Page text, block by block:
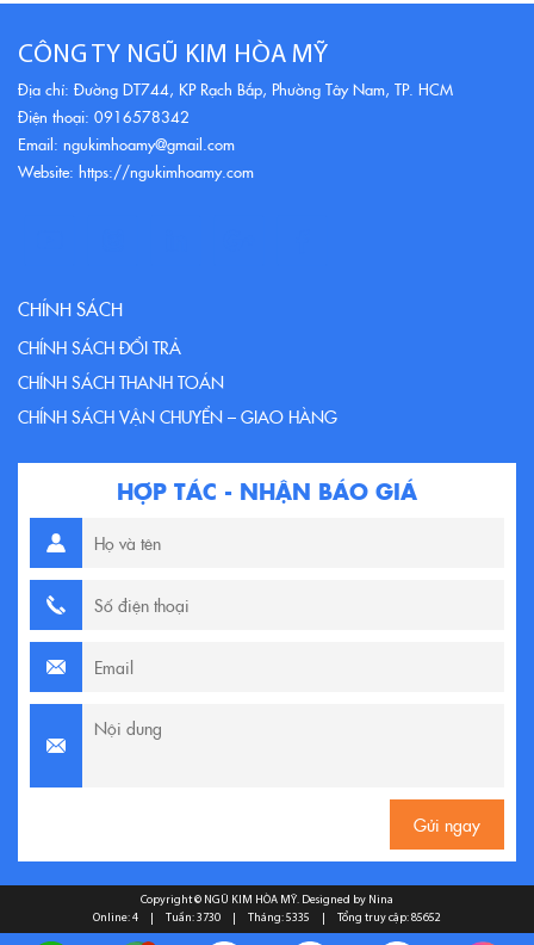
CÔNG TY NGŨ KIM HÒA MỸ
Địa chỉ: Đường DT744, KP Rạch Bắp, Phường Tây Nam, TP. HCM
Điện thoại: 0916578342
Email: ngukimhoamy@gmail.com
Website: https://ngukimhoamy.com
CHÍNH SÁCH
CHÍNH SÁCH ĐỔI TRẢ
CHÍNH SÁCH THANH TOÁN
CHÍNH SÁCH VẬN CHUYỂN – GIAO HÀNG
HỢP TÁC - NHẬN BÁO GIÁ
Copyright © NGŨ KIM HÒA MỸ. Designed by Nina
Online: 4
Tuần: 3730 Tháng: 5335 Tổng truy cập: 85652